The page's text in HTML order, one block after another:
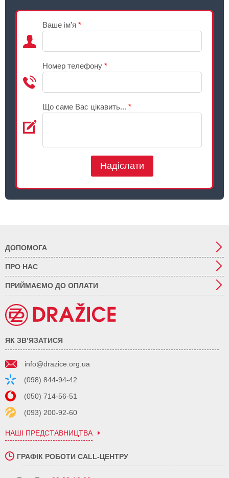
Ваше ім’я *
Номер телефону *
Що саме Вас цікавить... *
Надіслати
ДОПОМОГА
ПРО НАС
ПРИЙМАЄМО ДО ОПЛАТИ
ЯК ЗВ’ЯЗАТИСЯ
info@drazice.org.ua
(098) 844-94-42
(050) 714-56-51
(093) 200-92-60
НАШІ ПРЕДСТАВНИЦТВА
ГРАФІК РОБОТИ CALL-ЦЕНТРУ